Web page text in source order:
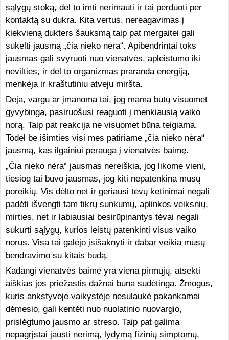
sąlygų stoką, dėl to imti nerimauti ir tai perduoti per
kontaktą su dukra. Kita vertus, nereagavimas į
kiekvieną dukters šauksmą taip pat mergaitei gali
sukelti jausmą „čia nieko nėra“. Apibendrintai toks
jausmas gali svyruoti nuo vienatvės, apleistumo iki
nevilties, ir dėl to organizmas praranda energiją,
menkėja ir kraštutiniu atveju miršta.
Deja, vargu ar įmanoma tai, jog mama būtų visuomet
gyvybinga, pasiruošusi reaguoti į menkiausią vaiko
norą. Taip pat reakcija ne visuomet būna teigiama.
Todėl be išimties visi mes patiriame „čia nieko nėra“
jausmą, kas ilgainiui perauga į vienatvės baimę.
„Čia nieko nėra“ jausmas nereiškia, jog likome vieni,
tiesiog tai buvo jausmas, jog kiti nepatenkina mūsų
poreikių. Vis dėlto net ir geriausi tėvų ketinimai negali
padėti išvengti tam tikrų sunkumų, aplinkos veiksnių,
mirties, net ir labiausiai besirūpinantys tėvai negali
sukurti sąlygų, kurios leistų patenkinti visus vaiko
norus. Visa tai galėjo įsišaknyti ir dabar veikia mūsų
bendravimo su kitais būdą.
Kadangi vienatvės baimė yra viena pirmųjų, atsekti
aiškias jos priežastis dažnai būna sudėtinga. Žmogus,
kuris ankstyvoje vaikystėje nesulaukė pakankamai
dėmesio, gali kentėti nuo nuolatinio nuovargio,
prislėgtumo jausmo ar streso. Taip pat galima
nepagrįstai jausti nerimą, lydymą fizinių simptomų,